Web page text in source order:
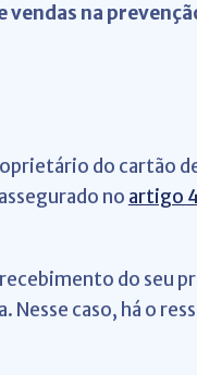
vendas na
do cartão
no artigo
do seu
caso, há o